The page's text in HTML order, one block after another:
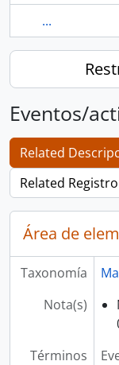
...
Eventos/
Related
Related
Área de
Taxonomía
Nota(s)
Términos